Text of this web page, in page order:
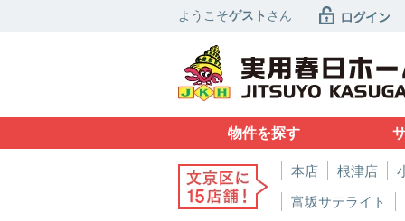
ようこそゲスト さん
物件を探す
本店 根津店
富坂サテライト